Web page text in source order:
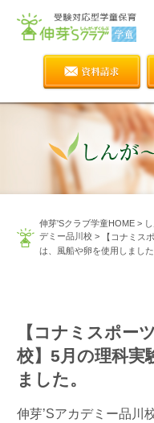
伸芽'Sクラブ学童HOME>
デミー品川校>
【コナミス
は、風船や卵を使用しました
【コナミスポー
校】5月の理科実
ました。
伸芽’Sアカデミー品川